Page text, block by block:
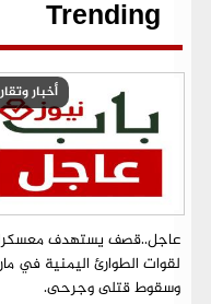
Trending
أخبار
عاجل..قصف يستهدف
لقوات الطوارئ اليمنية في
وسقوط قتلى وجرحى.